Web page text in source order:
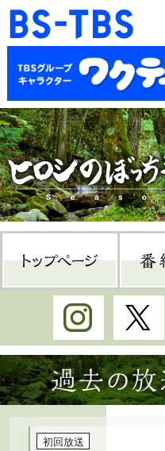
BS-TBS
BS-TBS
ドラマ
紀行
教養
音楽
アニメ
視聴方法
イベント
公式SNS
ご意見・ご感想
Instagram
初回放送